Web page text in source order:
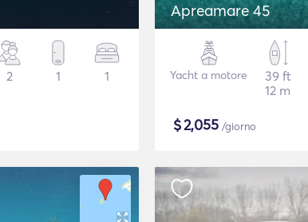
2 1 1
Apreamare 45
Yacht a motore
39 ft
12 m
$2,055 /giorno